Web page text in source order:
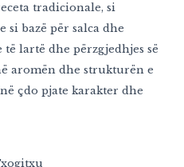
tradicionale, si
si bazë për salca dhe
të lartë dhe përzgjedhjes së
aromën dhe strukturën e
çdo pjate karakter dhe